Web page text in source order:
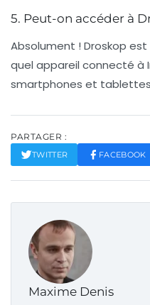
5. Peut-on accéder à
Absolument ! Droskop
quel appareil connecté à
smartphones et
PARTAGER :
TWITTER FACEBOOK
Maxime Denis